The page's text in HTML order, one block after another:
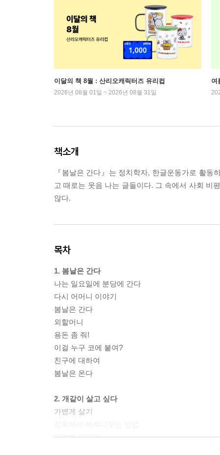
이달의 책 8월 : 산리오캐릭터즈 유리컵
2026년 08월 01일 ~ 2026년 08월 31일
여
책소개
『봄날은 간다』는 정치학자, 한글운동가로 활
고 때로는 웃음 나는 글들이다. 그 속에서 사회 비
않다.
목차
1. 봄날은 간다
나는 일요일에 분당에 간다
다시 어머니 이야기
봄날은 간다
외할머니
용돈 좀 줘!
이걸 누구 코에 붙여?
친구에 대하여
봄날은 온다
2. 개같이 살고 싶다
가볍게 살기
기억에 대하여